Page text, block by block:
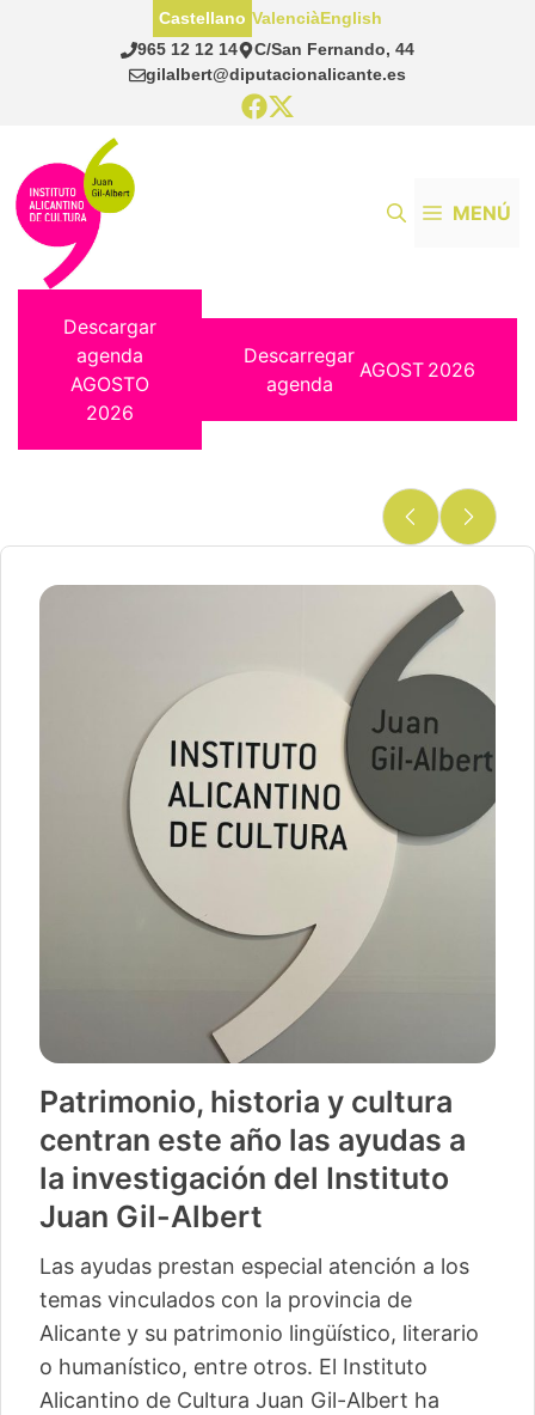
965 12 12 14
C/San Fernando, 44
gilalbert@diputacionalicante.es
Castellano ValenciàEnglish
MENÚ
Descargar
agenda
AGOSTO
2026
Descarregar
agenda
AGOST 2026
Patrimonio, historia y cultura
centran este año las ayudas a
la investigación del Instituto
Juan Gil-Albert
Las ayudas prestan especial atención a los
temas vinculados con la provincia de
Alicante y su patrimonio lingüístico, literario
o humanístico, entre otros. El Instituto
Alicantino de Cultura Juan Gil-Albert ha